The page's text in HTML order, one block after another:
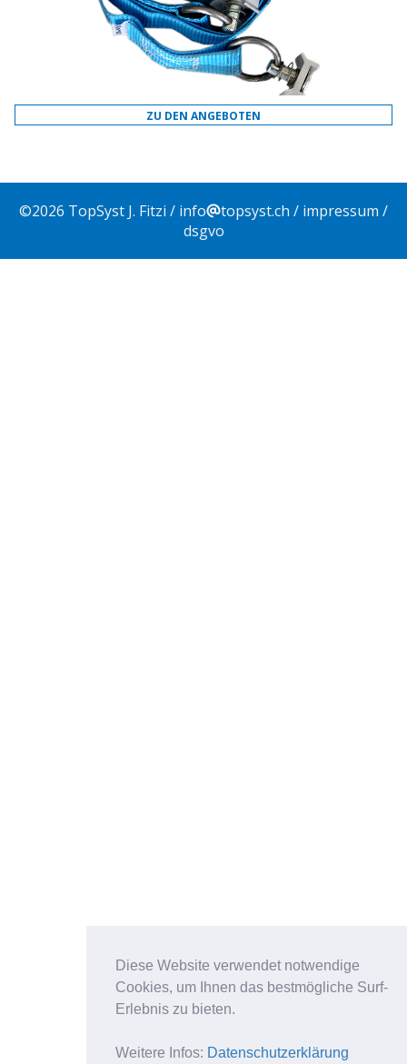
Diese Website verwendet notwendige
Cookies, um Ihnen das bestmögliche Surf-
Erlebnis zu bieten.
Weitere Infos: Datenschutzerklärung
ZU DEN ANGEBOTEN
©2026 TopSyst J. Fitzi / info topsyst.ch / impressum /
dsgvo